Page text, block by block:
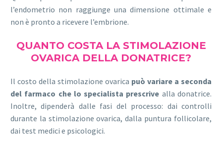
l’endometrio non raggiunge una dimensione ottimale e
non è pronto a ricevere l’embrione.
QUANTO COSTA LA STIMOLAZIONE
OVARICA DELLA DONATRICE?
Il costo della stimolazione ovarica può variare a seconda
del farmaco che lo specialista prescrive alla donatrice.
Inoltre, dipenderà dalle fasi del processo: dai controlli
durante la stimolazione ovarica, dalla puntura follicolare,
dai test medici e psicologici.